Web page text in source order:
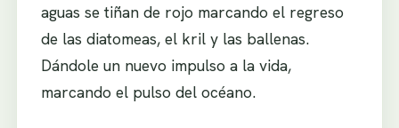
aguas se tiñan de rojo marcando el regreso
de las diatomeas, el kril y las ballenas.
Dándole un nuevo impulso a la vida,
marcando el pulso del océano.